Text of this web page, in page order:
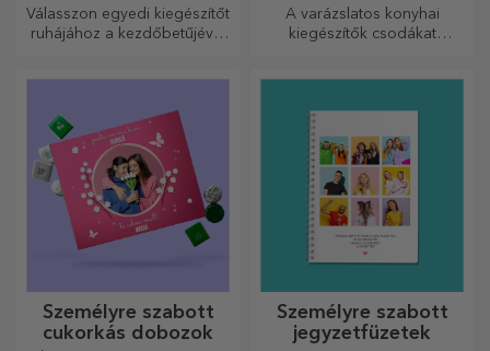
Válasszon egyedi kiegészítőt
ruhájához a kezdőbetűjével
A varázslatos konyhai
kiegészítők csodákat
elkészítéséhez.
Személyre szabott
cukorkás dobozok
Személyre szabott
jegyzetfüzetek